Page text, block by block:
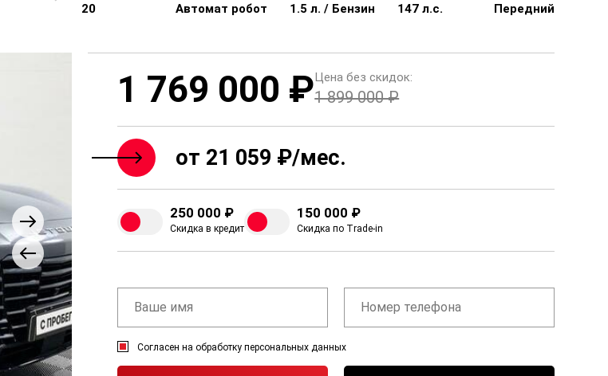
20 Автомат робот 1.5 л. / Бензин 147 л.с. Передний
1 769 000 ₽Цена без скидок:
1 899 000 ₽
от 21 059 ₽/мес.
250 000 ₽
Скидка в кредит
150 000 ₽
Скидка по Trade-in
Согласен на обработку персональных данных